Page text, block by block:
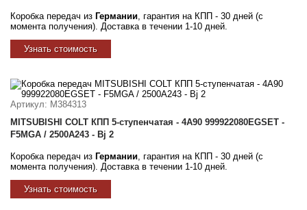
Коробка передач из Германии, гарантия на КПП - 30 дней (с
момента получения). Доставка в течении 1-10 дней.
Узнать стоимость
Артикул: M384313
MITSUBISHI COLT КПП 5-ступенчатая - 4A90 999922080EGSET -
F5MGA / 2500A243 - Bj 2
Коробка передач из Германии, гарантия на КПП - 30 дней (с
момента получения). Доставка в течении 1-10 дней.
Узнать стоимость